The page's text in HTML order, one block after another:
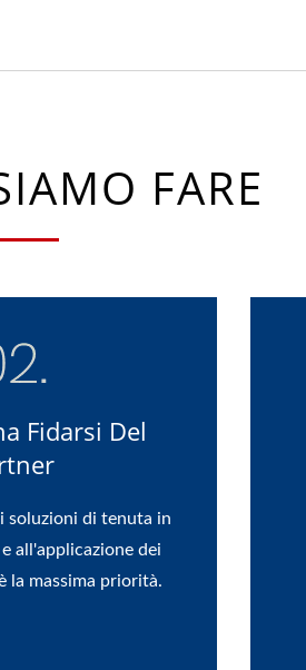
FARE
Fidarsi Del
soluzioni di tenuta in
e all'applicazione dei
la massima priorità.